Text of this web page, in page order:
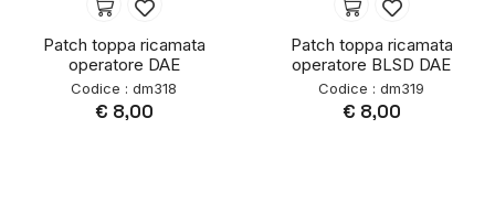
Patch toppa ricamata
operatore DAE
Codice : dm318
€ 8,00
Patch toppa ricamata
operatore BLSD DAE
Codice : dm319
€ 8,00